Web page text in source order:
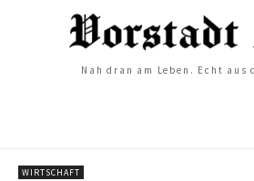
Nah dran am Leben. Echt aus
WIRTSCHAFT